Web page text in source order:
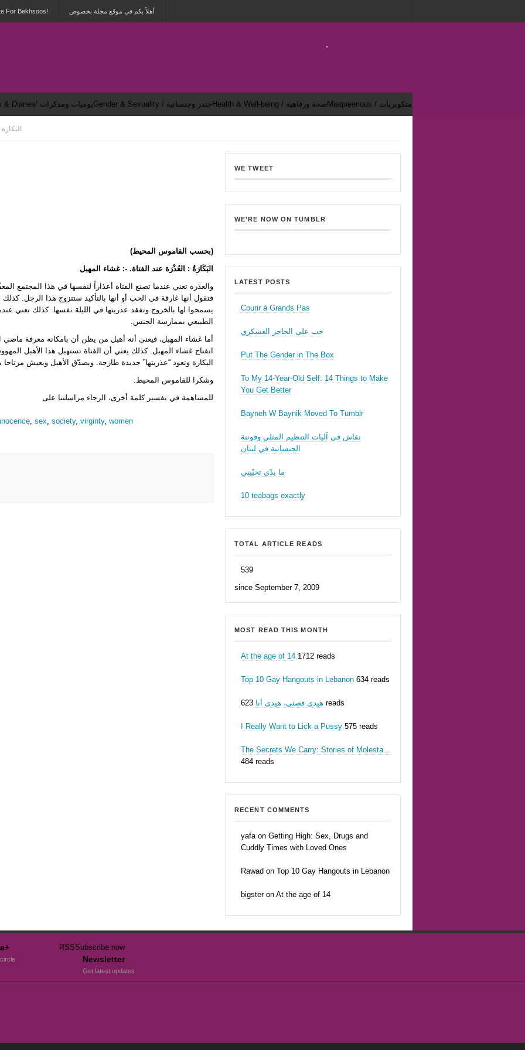
For Bekhsoos! أهلاً بكم في موقع مجلة بخصوص
Dailies & Diaries/ يوميات ومذكرات Gender & Sexuality / جندر وجنسانية Health & Well-being / صحة ورفاهية Misqueerious / متكويريات
→ Mu3jam Mithli → البكارة
(بحسب القاموس المحيط)
البَكَارَةُ : العُذْرَة عند الفتاة. -: غشاء المهبل.
والعذرة تعني عندما تصنع الفتاة أعذاراً لنفسها في هذا المجتمع
فتقول أنها غارقة في الحب أو أنها بالتأكيد ستتزوج هذا الرجل. كذلك
يسمحوا لها بالخروج وتفقد عذريتها في الليلة نفسها. كذلك تعني
الطبيعي بممارسة الجنس.
أما غشاء المهبل، فيعني أنه أهبل من يظن أن بامكانه معرفة ماضي
انفتاح غشاء المهبل. كذلك يعني أن الفتاة تستهبل هذا الأهبل
البكارة وتعود “عذريتها” جديدة طازجة. ويصدّق الأهبل ويعيش مرتاحا
وشكرا للقاموس المحيط.
للمساهمة في تفسير كلمة أخرى، الرجاء مراسلتنا على
, sex, society, virginty, women
WE TWEET
WE’RE NOW ON TUMBLR
LATEST POSTS
Courir à Grands Pas
حب على الحاجز العسكري
Put The Gender in The Box
To My 14-Year-Old Self: 14 Things to Make
You Get Better
Bayneh W Baynik Moved To Tumblr
نقاش في آليات التنظيم المثلي وقوننة
الجنسانية في لبنان
ما بدّي تحبّيني
10 teabags exactly
TOTAL ARTICLE READS
539
since September 7, 2009
MOST READ THIS MONTH
At the age of 14 1712 reads
Top 10 Gay Hangouts in Lebanon 634 reads
هيدي قصتي، هيدي أنا 623 reads
I Really Want to Lick a Pussy 575 reads
The Secrets We Carry: Stories of Molesta...
484 reads
RECENT COMMENTS
yafa on Getting High: Sex, Drugs and
Cuddly Times with Loved Ones
Rawad on Top 10 Gay Hangouts in Lebanon
bigster on At the age of 14
RSSSubscribe now
Newsletter
Get latest updates